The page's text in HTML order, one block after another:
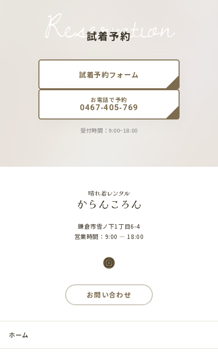
Reservation
試着予約
試着予約フォーム
お電話で予約
0467-405-769
受付時間：9:00−18:00
鎌倉市雪ノ下1丁目6-4
営業時間：9:00 ― 18:00
Instagram
お問い合わせ
ホーム